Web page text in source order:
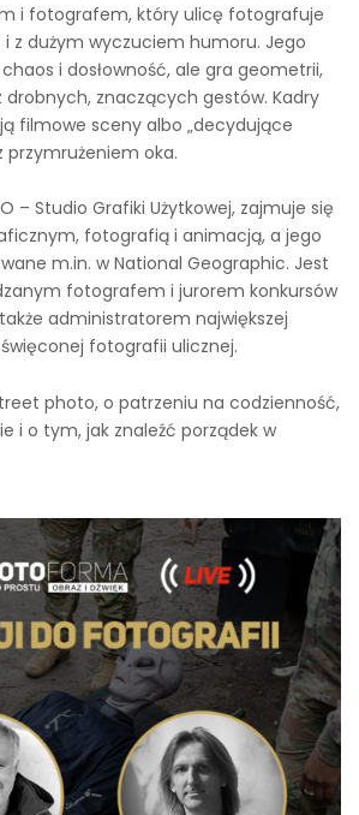
i fotografem, który ulicę fotografuje
z dużym wyczuciem humoru. Jego
i dosłowność, ale gra geometrii,
drobnych, znaczących gestów. Kadry
filmowe sceny albo „decydujące
oka.
– Studio Grafiki Użytkowej, zajmuje się
fotografią i animacją, a jego
m.in. w National Geographic. Jest
fotografem i jurorem konkursów
administratorem największej
fotografii ulicznej.
photo, o patrzeniu na codzienność,
i o tym, jak znaleźć porządek w